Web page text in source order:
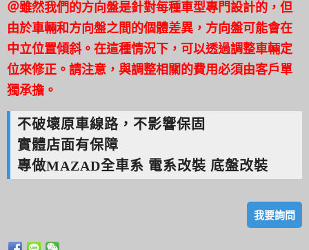
＠雖然我們的方向盤是針對每種車型專門設計的，但
由於車輛和方向盤之間的個體差異，方向盤可能會在
中立位置傾斜。在這種情況下，可以透過調整車輛定
位來修正。請注意，與調整相關的費用必須由客戶單
獨承擔。
不破壞原車線路，不影響保固
實體店面有保障
專做MAZAD全車系 電系改裝 底盤改裝
我要詢問